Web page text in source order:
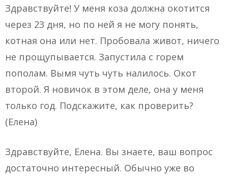
Здравствуйте! У меня коза должна окотится
через 23 дня, но по ней я не могу понять,
котная она или нет. Пробовала живот, ничего
не прощупывается. Запустила с горем
пополам. Вымя чуть чуть налилось. Окот
второй. Я новичок в этом деле, она у меня
только год. Подскажите, как проверить?
(Елена)
Здравствуйте, Елена. Вы знаете, ваш вопрос
достаточно интересный. Обычно уже во